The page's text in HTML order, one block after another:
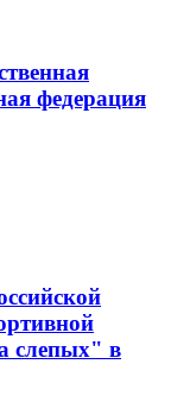
федерация
слепых" в